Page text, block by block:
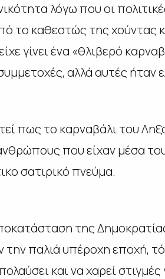
λόγω που οι
το καθεστώς της χούντας
γίνει ένα «θλιβερό
αλλά αυτές ήταν
πως το καρναβάλι του
που είχαν μέσα
σατιρικό πνεύμα.
της
την παλιά υπέροχη εποχή,
και να χαρεί